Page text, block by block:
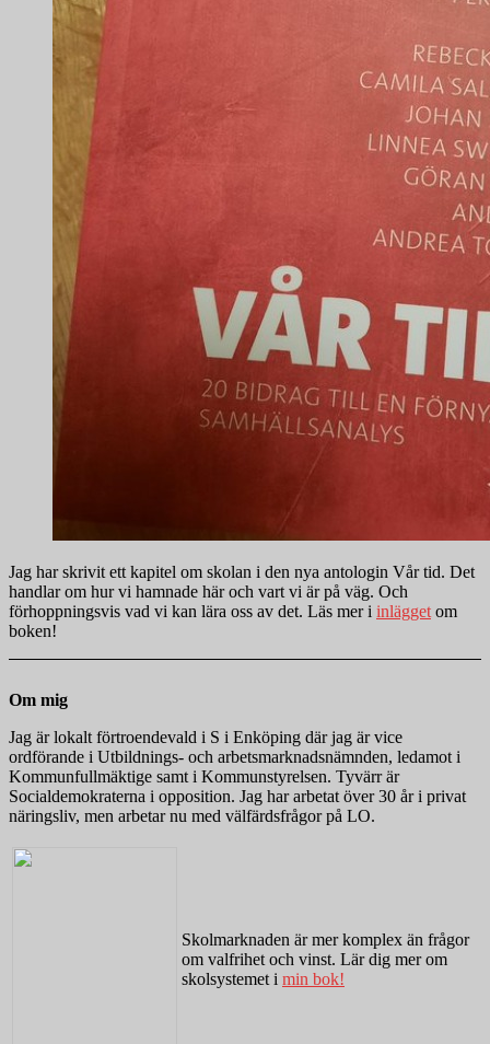
Jag har skrivit ett kapitel om skolan i den nya antologin Vår tid. Det
handlar om hur vi hamnade här och vart vi är på väg. Och
förhoppningsvis vad vi kan lära oss av det. Läs mer i inlägget om
boken!
Om mig
Jag är lokalt förtroendevald i S i Enköping där jag är vice
ordförande i Utbildnings- och arbetsmarknadsnämnden, ledamot i
Kommunfullmäktige samt i Kommunstyrelsen. Tyvärr är
Socialdemokraterna i opposition. Jag har arbetat över 30 år i privat
näringsliv, men arbetar nu med välfärdsfrågor på LO.
Skolmarknaden är mer komplex än frågor
om valfrihet och vinst. Lär dig mer om
skolsystemet i min bok!